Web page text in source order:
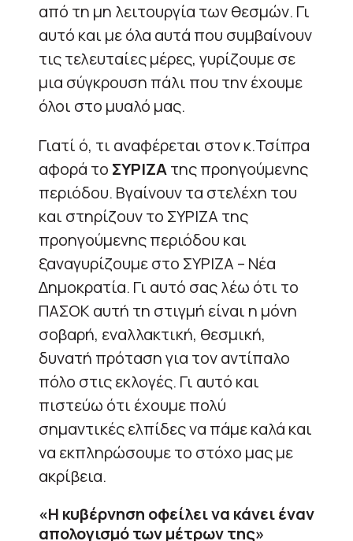
από τη μη λειτουργία των θεσμών. Γι
αυτό και με όλα αυτά που συμβαίνουν
τις τελευταίες μέρες, γυρίζουμε σε
μια σύγκρουση πάλι που την έχουμε
όλοι στο μυαλό μας.
Γιατί ό, τι αναφέρεται στον κ.Τσίπρα
αφορά το ΣΥΡΙΖΑτης προηγούμενης
περιόδου. Βγαίνουν τα στελέχη του
και στηρίζουν το ΣΥΡΙΖΑ της
προηγούμενης περιόδου και
ξαναγυρίζουμε στο ΣΥΡΙΖΑ – Νέα
Δημοκρατία. Γι αυτό σας λέω ότι το
ΠΑΣΟΚ αυτή τη στιγμή είναι η μόνη
σοβαρή, εναλλακτική, θεσμική,
δυνατή πρόταση για τον αντίπαλο
πόλο στις εκλογές. Γι αυτό και
πιστεύω ότι έχουμε πολύ
σημαντικές ελπίδες να πάμε καλά και
να εκπληρώσουμε το στόχο μας με
ακρίβεια.
«Η κυβέρνηση οφείλει να κάνει έναν
απολογισμό των μέτρων της»